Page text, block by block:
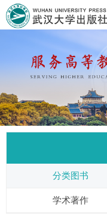
分类图书
学术著作